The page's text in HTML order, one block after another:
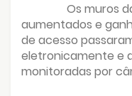
Os muros
aumentados e
de acesso
eletronicamente e
monitoradas por